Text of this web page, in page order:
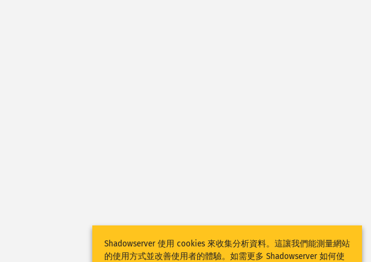
Shadowserver 使用 cookies 來收集分析資料。這讓我們能測量網站
的使用方式並改善使用者的體驗。如需更多 Shadowserver 如何使